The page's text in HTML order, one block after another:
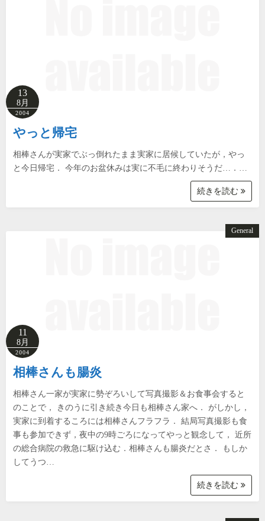
13
8月
2004
やっと帰宅
相棒さんが実家でぶっ倒れたまま実家に居候していたが，やっ
と今日帰宅． 今年のお盆休みは実に不毛に終わりそうだ…．…
続きを読む
General
11
8月
2004
相棒さんも腸炎
相棒さん一家が実家に勢ぞろいして写真撮影＆お食事会すると
のことで， きのうに引き続き今日も相棒さん家へ． がしかし，
実家に到着するころには相棒さんフラフラ． 結局写真撮影も食
事も参加できず，夜中の9時ごろになってやっと観念して， 近所
の総合病院の救急に駆け込む．相棒さんも腸炎だとさ． もしか
してうつ…
続きを読む